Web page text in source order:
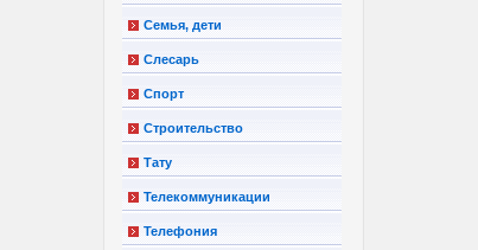
Семья, дети
Слесарь
Спорт
Строительство
Тату
Телекоммуникации
Телефония